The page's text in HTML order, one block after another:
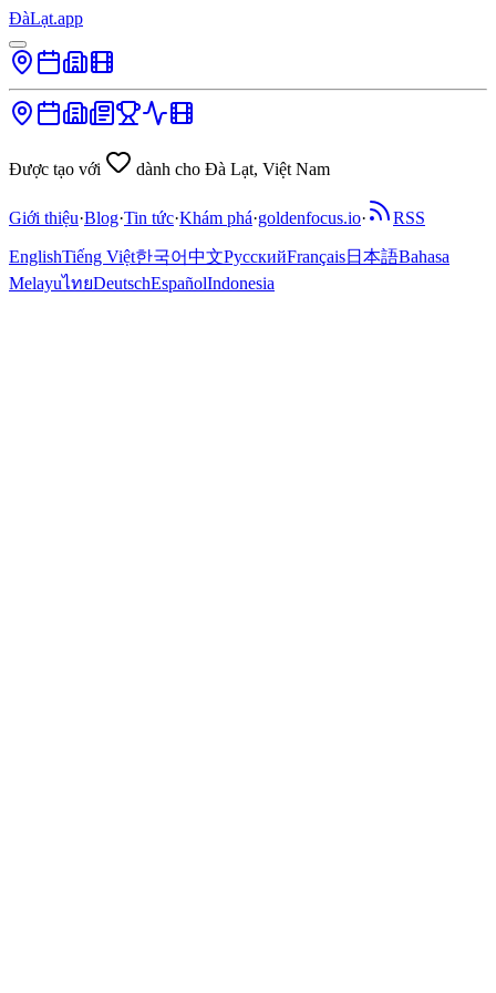
ĐàLạt.app
Được tạo với dành cho Đà Lạt, Việt Nam
Giới thiệu·Blog·Tin tức·Khám phá·goldenfocus.io· RSS
EnglishTiếng Việt한국어中文РусскийFrançais日本語Bahasa
MelayuไทยDeutschEspañolIndonesia